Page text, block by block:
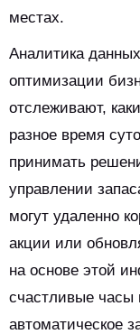
местах.
Аналитика
оптимизации
отслеживают,
разное время
принимать
управлении
могут удаленно
акции или
на основе этой
счастливые часы
автоматическое